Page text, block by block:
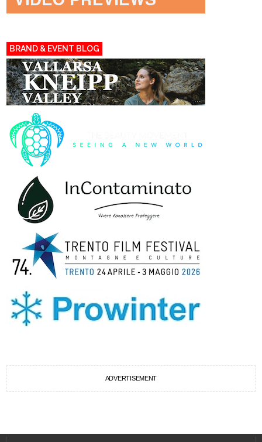
BRAND & EVENT BLOG
ADVERTISEMENT